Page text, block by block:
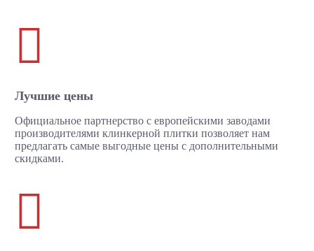

Лучшие цены
Официальное партнерство с европейскими заводами
производителями клинкерной плитки позволяет нам
предлагать самые выгодные цены с дополнительными
скидками.
